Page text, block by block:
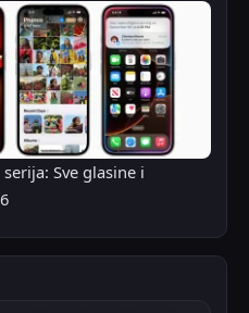
Sve glasine i